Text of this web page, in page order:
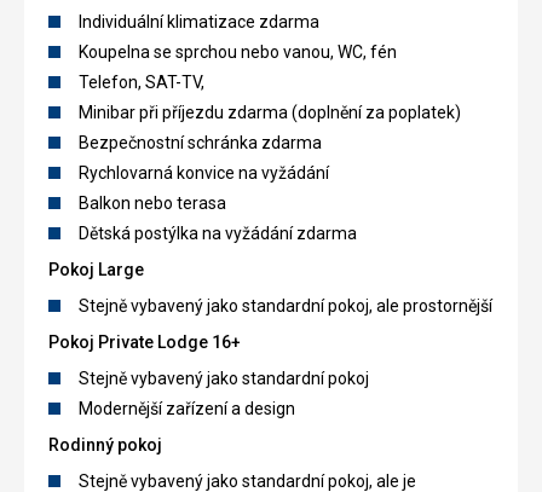
Individuální klimatizace zdarma
Koupelna se sprchou nebo vanou, WC, fén
Telefon, SAT-TV,
Minibar při příjezdu zdarma (doplnění za poplatek)
Bezpečnostní schránka zdarma
Rychlovarná konvice na vyžádání
Balkon nebo terasa
Dětská postýlka na vyžádání zdarma
Pokoj Large
Stejně vybavený jako standardní pokoj, ale prostornější
Pokoj Private Lodge 16+
Stejně vybavený jako standardní pokoj
Modernější zařízení a design
Rodinný pokoj
Stejně vybavený jako standardní pokoj, ale je